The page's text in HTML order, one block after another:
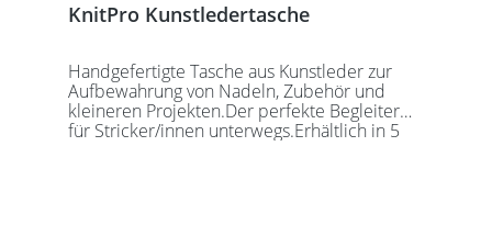
KnitPro Kunstledertasche
Handgefertigte Tasche aus Kunstleder zur
Aufbewahrung von Nadeln, Zubehör und
kleineren Projekten.Der perfekte Begleiter
für Stricker/innen unterwegs.Erhältlich in 5